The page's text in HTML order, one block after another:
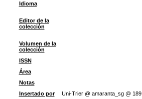
Idioma
Editor de la
colección
Volumen de la
colección
ISSN
Área
Notas
Insertado por
Uni-Trier @ amaranta_sg @ 189